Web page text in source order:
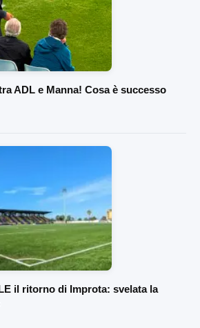
ADL e Manna! Cosa è successo
il ritorno di Improta: svelata la